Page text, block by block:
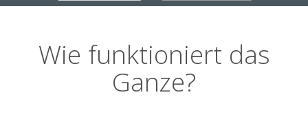
Wie funktioniert das
Ganze?